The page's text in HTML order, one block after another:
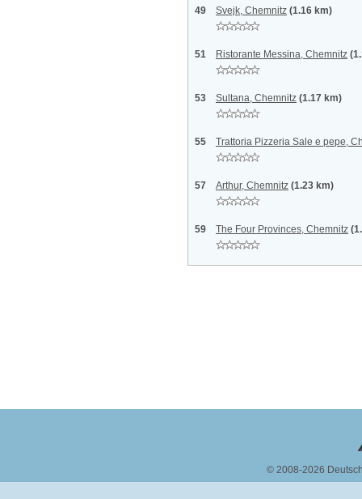
49 Svejk, Chemnitz (1.16 km)
51 Ristorante Messina, Chemnitz
53 Sultana, Chemnitz (1.17 km)
55 Trattoria Pizzeria Sale e pepe,
57 Arthur, Chemnitz (1.23 km)
59 The Four Provinces, Chemnitz
© 2008-2026